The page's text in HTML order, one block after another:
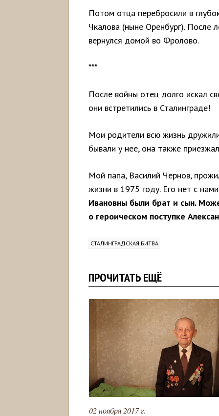
Потом отца перебросили в
Чкалова (ныне Оренбург). После
вернулся домой во Фролово.
***
После войны отец долго искал
они встретились в Сталинграде!
Мои родители всю жизнь
бывали у нее, она также
Мой папа, Василий Чернов,
жизни в 1975 году. Его нет с
Ивановны были брат и сын.
о героическом поступке
СТАЛИНГРАДСКАЯ БИТВА
ПРОЧИТАТЬ ЕЩЁ
02 ноября 2017 г.